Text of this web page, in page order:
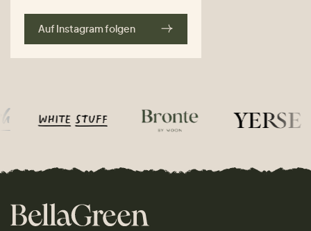
Auf Instagram folgen